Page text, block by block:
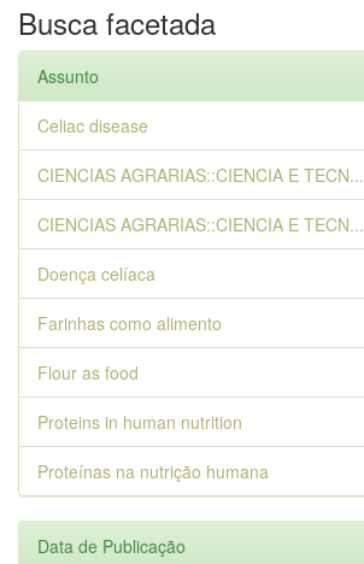
Busca facetada
Assunto
Celiac disease
CIENCIAS AGRARIAS::CIENCIA E TECN...
CIENCIAS AGRARIAS::CIENCIA E TECN...
Doença celíaca
Farinhas como alimento
Flour as food
Proteins in human nutrition
Proteínas na nutrição humana
Data de Publicação